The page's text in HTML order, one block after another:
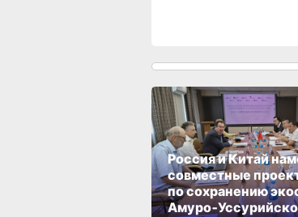
Россия и Китай
совместные
по сохранению